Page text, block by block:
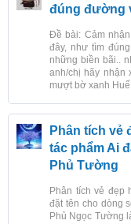
đúng đường
Đề bài: Cảm
đây, như tìm
những biền bãi..
anh/chị hãy nhận
mượt bờ xanh
Phân tích vẻ
tác phẩm Ai
Phủ Tường
Phân tích vẻ đẹp
đặt tên cho dòng
Phủ Ngọc Tường